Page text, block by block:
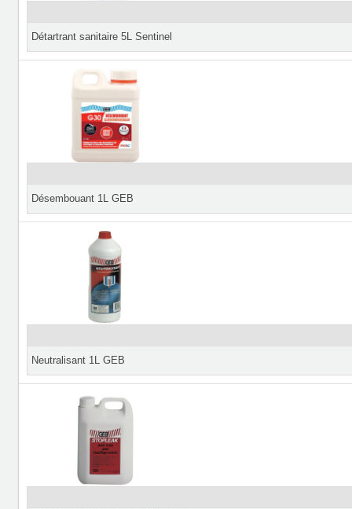
Détartrant sanitaire 5L Sentinel
Désembouant 1L GEB
Neutralisant 1L GEB